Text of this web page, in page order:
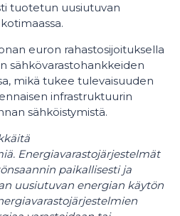
tuotetun uusiutuvan
euron rahastosijoituksella
sähkövarastohankkeiden
mikä tukee tulevaisuuden
infrastruktuurin
sähköistymistä.
Energiavarastojärjestelmät
paikallisesti ja
uusiutuvan energian käytön